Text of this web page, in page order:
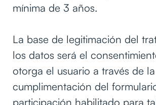
mínima de 3 años.
La base de legitimación del
los datos será el
otorga el usuario a través de la
cumplimentación del
participación habilitado para